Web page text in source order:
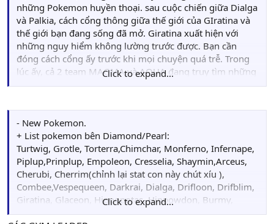
những Pokemon huyền thoại. sau cuộc chiến giữa Dialga
và Palkia, cách cổng thông giữa thế giới của GIratina và
thế giới bạn đang sống đã mở. Giratina xuất hiện với
những nguy hiểm không lường trước được. Bạn cần
đóng cách cổng ấy trước khi mọi chuyện quá trễ. Trong
lúc ấy, cả 2 team MAGMA và AQUA đang truy tìm những
legendary Pokemon Fire và Water cho âm mưu thống trị
vật chính của chúng ta sẽ ngăn được sự nổi giận của các
Legendary này bởi những việc làm của Team MAGMA và
AQUA. Muốn biết chi tiết câu chuyện thì bạn hãy chơi
game nhé.
Click to expand...
- New Pokemon.
+ List pokemon bên Diamond/Pearl:
Turtwig, Grotle, Torterra,Chimchar, Monferno, Infernape,
Piplup,Prinplup, Empoleon, Cresselia, Shaymin,Arceus,
Cherubi, Cherrim(chỉnh lại stat con này chút xíu ),
Combee,Vespequeen, Darkrai, Dialga, Drifloon, Drifblim,
Giratina, Glaceon, Hippopotas, Hippowdon, Burmy,
Wormadam (Ground), Cranidos, Rampardos, Gible,
Click to expand...